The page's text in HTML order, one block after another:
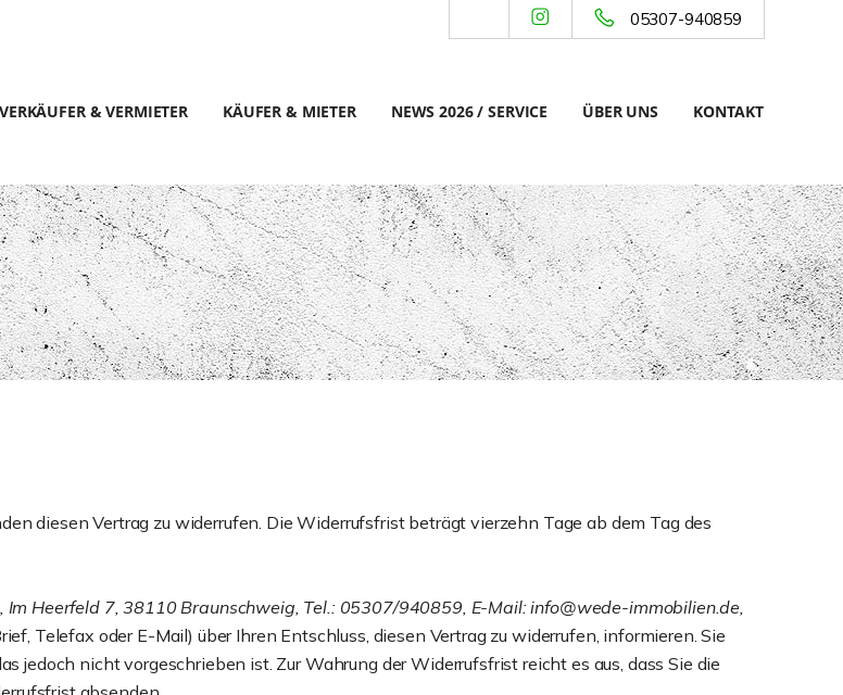
05307-940859
VERKÄUFER & VERMIETER KÄUFER & MIETER NEWS 2026 / SERVICE ÜBER UNS KONTAKT
diesen Vertrag zu widerrufen. Die Widerrufsfrist beträgt vierzehn Tage ab dem Tag des
Im Heerfeld 7, 38110 Braunschweig, Tel.: 05307/940859, E-Mail: info@wede-immobilien.de,
Telefax oder E-Mail) über Ihren Entschluss, diesen Vertrag zu widerrufen, informieren. Sie
jedoch nicht vorgeschrieben ist. Zur Wahrung der Widerrufsfrist reicht es aus, dass Sie die